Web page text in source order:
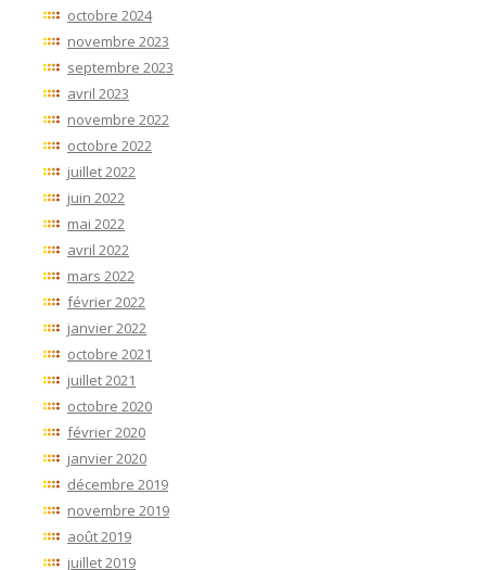
octobre 2024
novembre 2023
septembre 2023
avril 2023
novembre 2022
octobre 2022
juillet 2022
juin 2022
mai 2022
avril 2022
mars 2022
février 2022
janvier 2022
octobre 2021
juillet 2021
octobre 2020
février 2020
janvier 2020
décembre 2019
novembre 2019
août 2019
juillet 2019